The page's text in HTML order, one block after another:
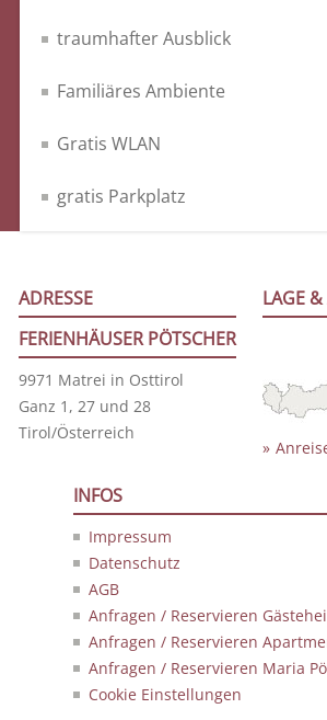
traumhafter Ausblick
Familiäres Ambiente
Gratis WLAN
gratis Parkplatz
ADRESSE
FERIENHÄUSER PÖTSCHER
9971 Matrei in Osttirol
Ganz 1, 27 und 28
Tirol/Österreich
LAGE &
INFOS
Impressum
Datenschutz
AGB
Anfragen / Reservieren
Anfragen / Reservieren
Anfragen / Reservieren Maria
Cookie Einstellungen